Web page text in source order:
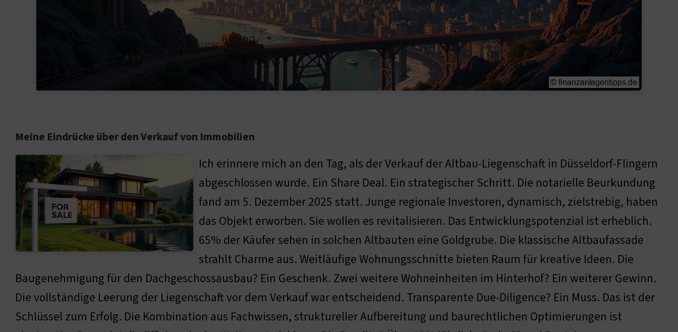
Meine Eindrücke über den Verkauf von Immobilien
Ich erinnere mich an den Tag, als der Verkauf der Altbau-Liegenschaft in Düsseldorf-Flingern
abgeschlossen wurde. Ein Share Deal. Ein strategischer Schritt. Die notarielle Beurkundung
fand am 5. Dezember 2025 statt. Junge regionale Investoren, dynamisch, zielstrebig, haben
das Objekt erworben. Sie wollen es revitalisieren. Das Entwicklungspotenzial ist erheblich.
65% der Käufer sehen in solchen Altbauten eine Goldgrube. Die klassische Altbaufassade
strahlt Charme aus. Weitläufige Wohnungsschnitte bieten Raum für kreative Ideen. Die
Baugenehmigung für den Dachgeschossausbau? Ein Geschenk. Zwei weitere Wohneinheiten im Hinterhof? Ein weiterer Gewinn.
Die vollständige Leerung der Liegenschaft vor dem Verkauf war entscheidend. Transparente Due-Diligence? Ein Muss. Das ist der
Schlüssel zum Erfolg. Die Kombination aus Fachwissen, struktureller Aufbereitung und baurechtlichen Optimierungen ist